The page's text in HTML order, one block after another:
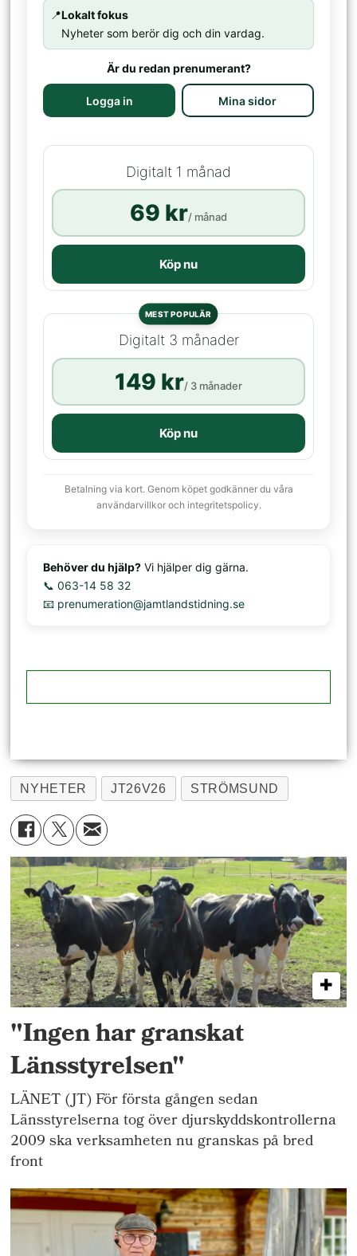
📍Lokalt fokus
Nyheter som berör dig och din vardag.
Är du redan prenumerant?
Logga in Mina sidor
Digitalt 1 månad
69 kr/ månad
Köp nu
MEST POPULÄR
Digitalt 3 månader
149 kr/ 3 månader
Köp nu
Betalning via kort. Genom köpet godkänner du våra
användarvillkor och integritetspolicy.
Behöver du hjälp? Vi hjälper dig gärna.
📞 063-14 58 32
📧 prenumeration@jamtlandstidning.se
NYHETER JT26V26 STRÖMSUND
"Ingen har granskat
Länsstyrelsen"
LÄNET (JT) För första gången sedan
Länsstyrelserna tog över djurskyddskontrollerna
2009 ska verksamheten nu granskas på bred
front